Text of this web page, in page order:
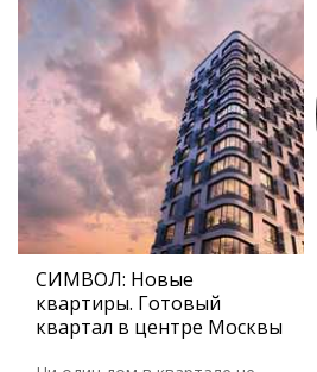
СИМВОЛ: Новые
квартиры. Готовый
квартал в центре Москвы